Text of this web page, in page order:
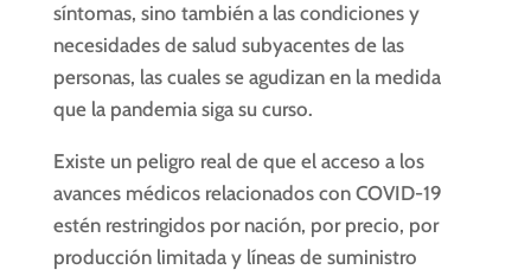
síntomas, sino también a las condiciones y
necesidades de salud subyacentes de las
personas, las cuales se agudizan en la medida
que la pandemia siga su curso.
Existe un peligro real de que el acceso a los
avances médicos relacionados con COVID-19
estén restringidos por nación, por precio, por
producción limitada y líneas de suministro